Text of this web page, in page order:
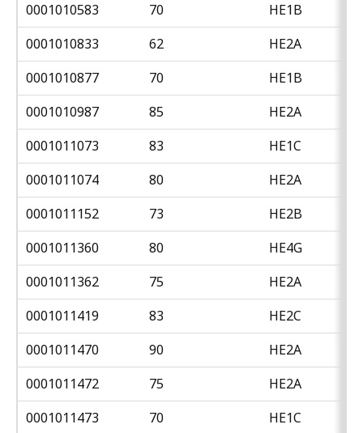
0001010583
70
HE1B
0001010833
62
HE2A
0001010877
70
HE1B
0001010987
85
HE2A
0001011073
83
HE1C
0001011074
80
HE2A
0001011152
73
HE2B
0001011360
80
HE4G
0001011362
75
HE2A
0001011419
83
HE2C
0001011470
90
HE2A
0001011472
75
HE2A
0001011473
70
HE1C